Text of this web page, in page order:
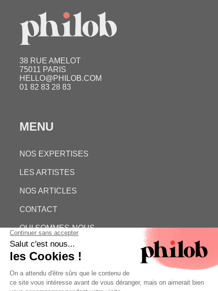
38 RUE AMELOT
75011 PARIS
HELLO@PHILOB.COM
01 82 83 28 83
MENU
NOS EXPERTISES
LES ARTISTES
NOS ARTICLES
CONTACT
QUI SOMMES-NOUS
ESTIMATION GRATUITE